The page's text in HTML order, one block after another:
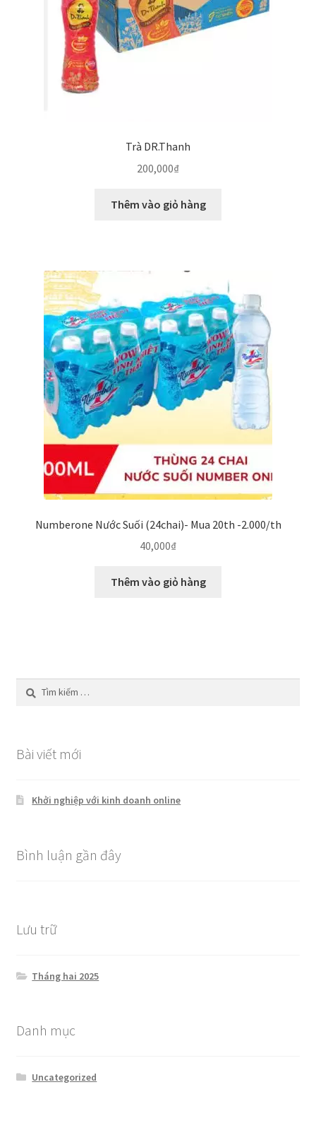
Trà DR.Thanh
200,000₫
Thêm vào giỏ hàng
Numberone Nước Suối (24chai)- Mua 20th -2.000/th
40,000₫
Thêm vào giỏ hàng
Tìm
kiếm
Bài viết mới
Khởi nghiệp với kinh doanh online
Bình luận gần đây
Lưu trữ
Tháng hai 2025
Danh mục
Uncategorized